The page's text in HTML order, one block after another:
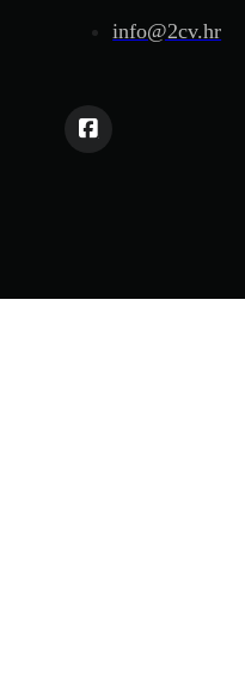
info@2cv.hr